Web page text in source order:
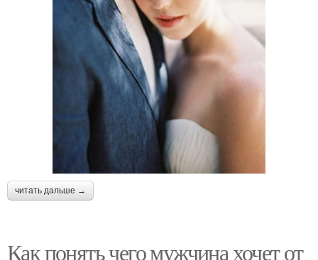
читать дальше →
Как понять чего мужчина хочет от